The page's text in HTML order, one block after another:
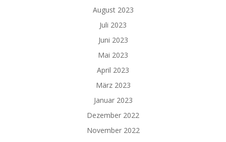
August 2023
Juli 2023
Juni 2023
Mai 2023
April 2023
März 2023
Januar 2023
Dezember 2022
November 2022